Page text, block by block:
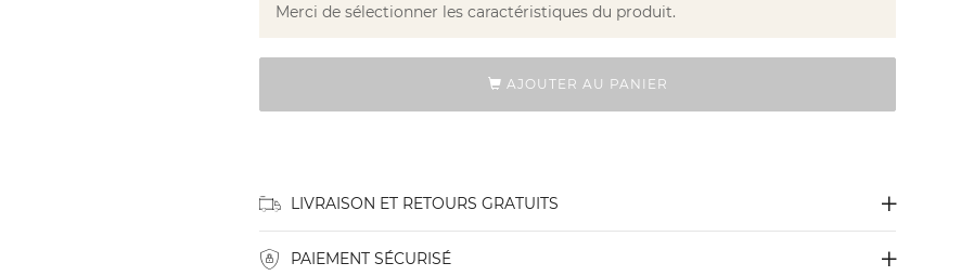
Merci de sélectionner les caractéristiques du produit.
AJOUTER AU PANIER
LIVRAISON ET RETOURS GRATUITS
PAIEMENT SÉCURISÉ